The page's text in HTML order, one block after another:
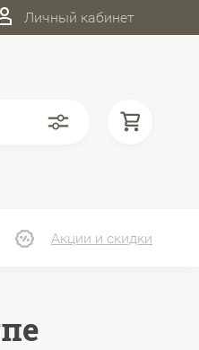
Личный кабинет
Акции и скидки